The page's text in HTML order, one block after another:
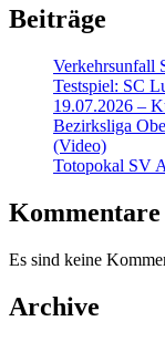
Beiträge
Verkehrsunfall
Testspiel: SC
19.07.2026 –
Bezirksliga
(Video)
Totopokal SV
Kommentare
Es sind keine
Archive